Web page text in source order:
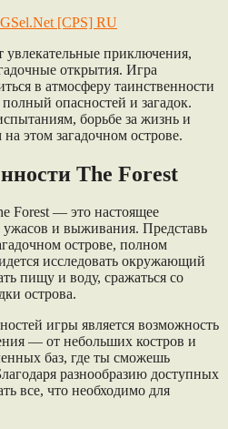
увлекательные приключения,
открытия. Игра
в атмосферу таинственности
опасностей и загадок.
борьбе за жизнь и
этом загадочном острове.
The Forest
Forest — это настоящее
и выживания. Представь
острове, полном
исследовать окружающий
пищу и воду, сражаться со
острова.
игры является возможность
— от небольших костров и
баз, где ты сможешь
разнообразию доступных
все, что необходимо для